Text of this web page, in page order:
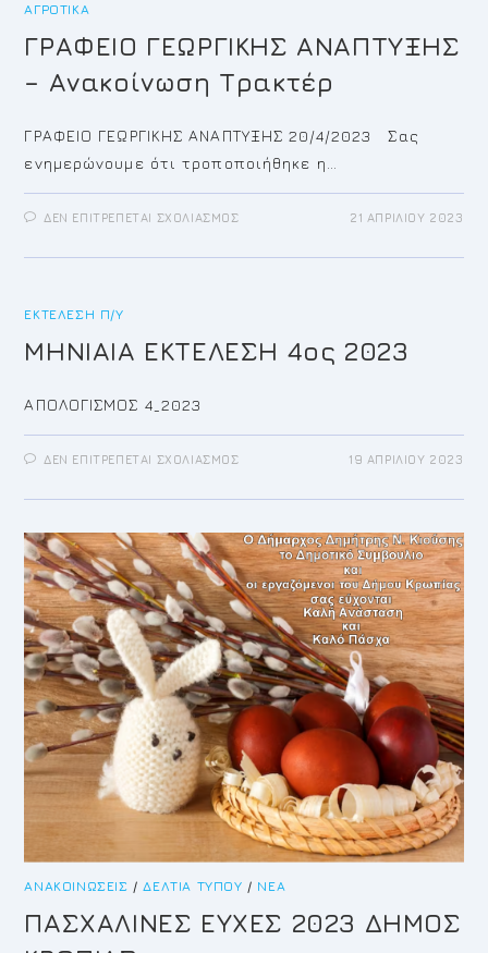
ΣΥΜΒΟΥΛΊΟΥ
ΑΓΡΟΤΙΚΆ
ΓΡΑΦΕΙΟ ΓΕΩΡΓΙΚΗΣ ΑΝΑΠΤΥΞΗΣ
– Ανακοίνωση Τρακτέρ
ΓΡΑΦΕΙΟ ΓΕΩΡΓΙΚΗΣ ΑΝΑΠΤΥΞΗΣ 20/4/2023 Σας
ενημερώνουμε ότι τροποποιήθηκε η…
ΔΕΝ ΕΠΙΤΡΈΠΕΤΑΙ ΣΧΟΛΙΑΣΜΌΣΣΤΟ
ΑΝΑΠΤΥΞΗΣ
21 ΑΠΡΙΛΊΟΥ 2023
ΕΚΤΈΛΕΣΗ Π/Υ
ΜΗΝΙΑΙΑ ΕΚΤΕΛΕΣΗ 4ος 2023
ΑΠΟΛΟΓΙΣΜΟΣ 4_2023
ΔΕΝ ΕΠΙΤΡΈΠΕΤΑΙ ΣΧΟΛΙΑΣΜΌΣΣΤΟ
4ΟΣ
19 ΑΠΡΙΛΊΟΥ 2023
ΑΝΑΚΟΙΝΏΣΕΙΣ /ΔΕΛΤΊΑ ΤΎΠΟΥ / ΝΈΑ
ΠΑΣΧΑΛΙΝΕΣ ΕΥΧΕΣ 2023 ΔΗΜΟΣ